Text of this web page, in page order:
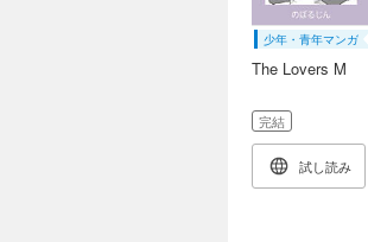
少年・青年マンガ
The Lovers M
完結
試し読み